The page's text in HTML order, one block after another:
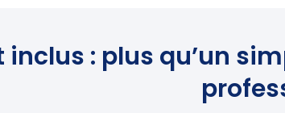
inclus : plus qu’un